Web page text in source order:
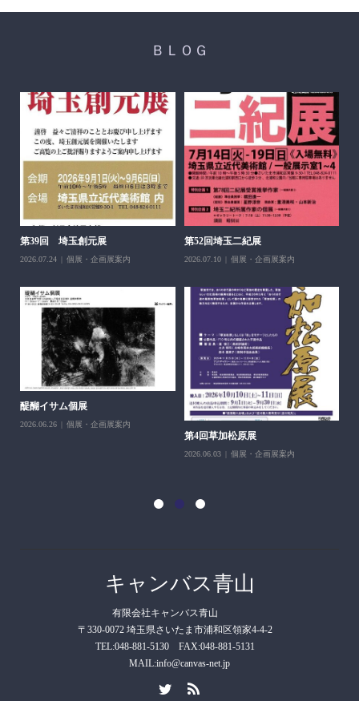
ＢＬＯＧ
第39回 埼玉創元展
2026.07.24 個展・企画展案内
第52回埼玉二紀展
2026.07.10 個展・企画展案内
醍醐イサム個展
2026.06.26 個展・企画展案内
第4回草加松原展
2026.06.03 個展・企画展案内
キャンバス青山
有限会社キャンバス青山
〒330-0072 埼玉県さいたま市浦和区領家4-4-2
TEL:048-881-5130 FAX:048-881-5131
MAIL:info@canvas-net.jp